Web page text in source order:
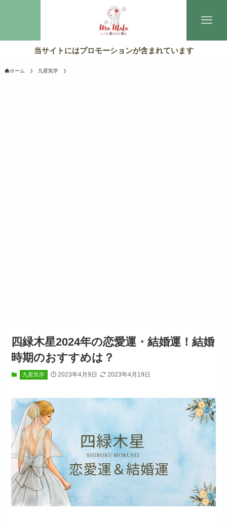
当サイトにはプロモーションが含まれています
ホーム 九星気学
四緑木星2024年の恋愛運・結婚運！結婚
時期のおすすめは？
九星気学 2023年4月9日 2023年4月19日